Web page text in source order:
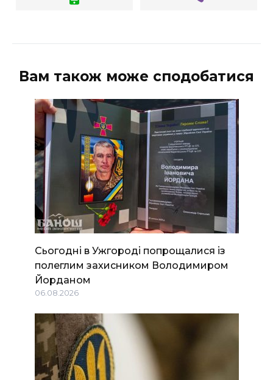
Вам також може сподобатися
Сьогодні в Ужгороді попрощалися із
полеглим захисником Володимиром
Йорданом
06.08.2026